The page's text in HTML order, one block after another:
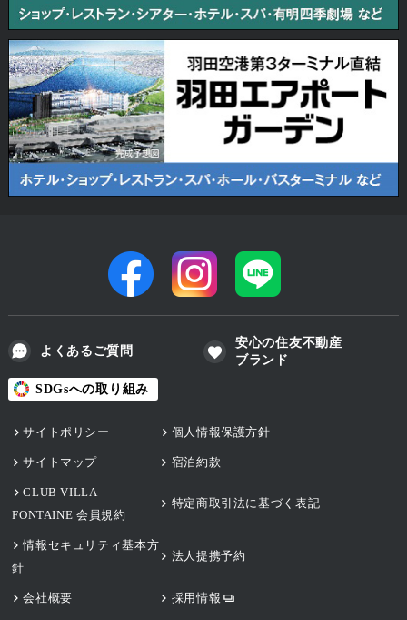
よくあるご質問
安心の住友不動産
ブランド
SDGsへの取り組み
サイトポリシー 個人情報保護方針
サイトマップ 宿泊約款
CLUB VILLA
FONTAINE 会員規約
特定商取引法に基づく表記
情報セキュリティ基本方
針
法人提携予約
会社概要 採用情報